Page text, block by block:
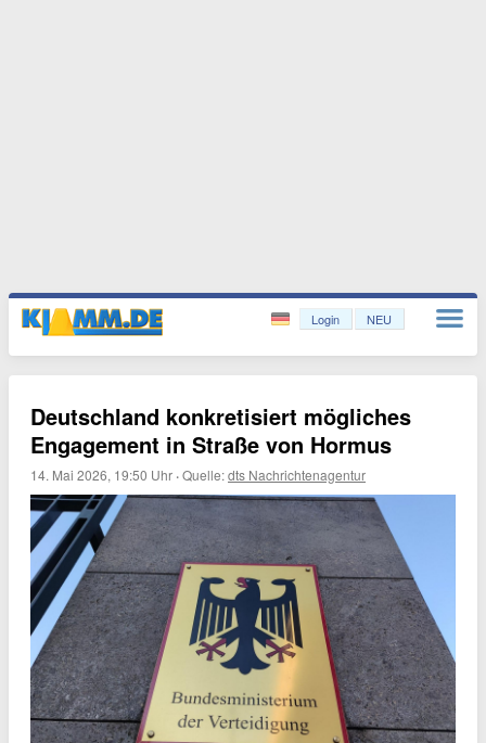
Login NEU
Deutschland konkretisiert mögliches
Engagement in Straße von Hormus
14. Mai 2026, 19:50 Uhr ·Quelle:dts Nachrichtenagentur